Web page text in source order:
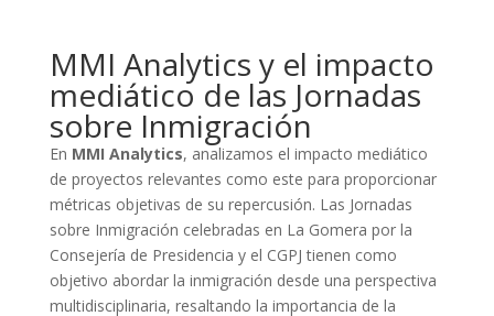
MMI Analytics y el impacto
mediático de las Jornadas
sobre Inmigración
En MMI Analytics, analizamos el impacto mediático
de proyectos relevantes como este para proporcionar
métricas objetivas de su repercusión. Las Jornadas
sobre Inmigración celebradas en La Gomera por la
Consejería de Presidencia y el CGPJ tienen como
objetivo abordar la inmigración desde una perspectiva
multidisciplinaria, resaltando la importancia de la